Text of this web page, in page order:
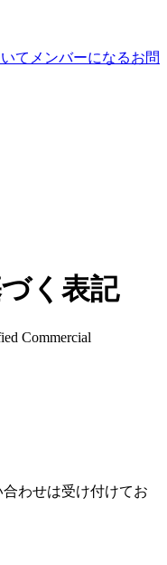
て メンバーになるお問
く表記
Commercial
わせは受け付けてお